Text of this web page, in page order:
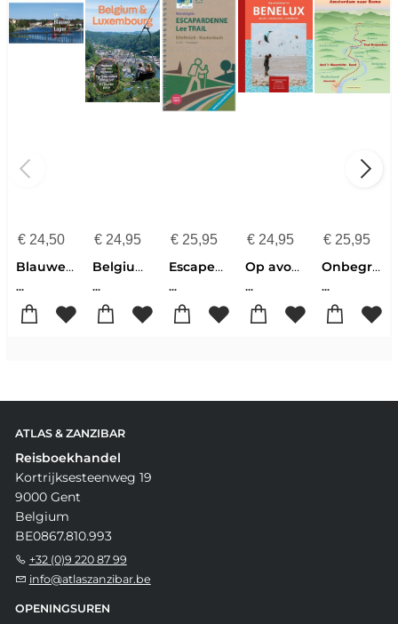
€24,50
Blauwe Loper naar de Middellandse Zee
...
€24,95
Belgium & Luxembourg 10
...
€ 25,95
Escapeardenne Lee Trail Ettelbruck-Kautenbach 52 km 3 étapes
...
€ 24,95
Op avontuur in Benelux
...
€ 25,95
Onbegrensd fietsen Amsterdam-Rome 1 Maastricht - Basel 1
...
ATLAS & ZANZIBAR
Reisboekhandel
Kortrijksesteenweg 19
9000 Gent
Belgium
BE0867.810.993
+32 (0)9 220 87 99
info@atlaszanzibar.be
OPENINGSUREN